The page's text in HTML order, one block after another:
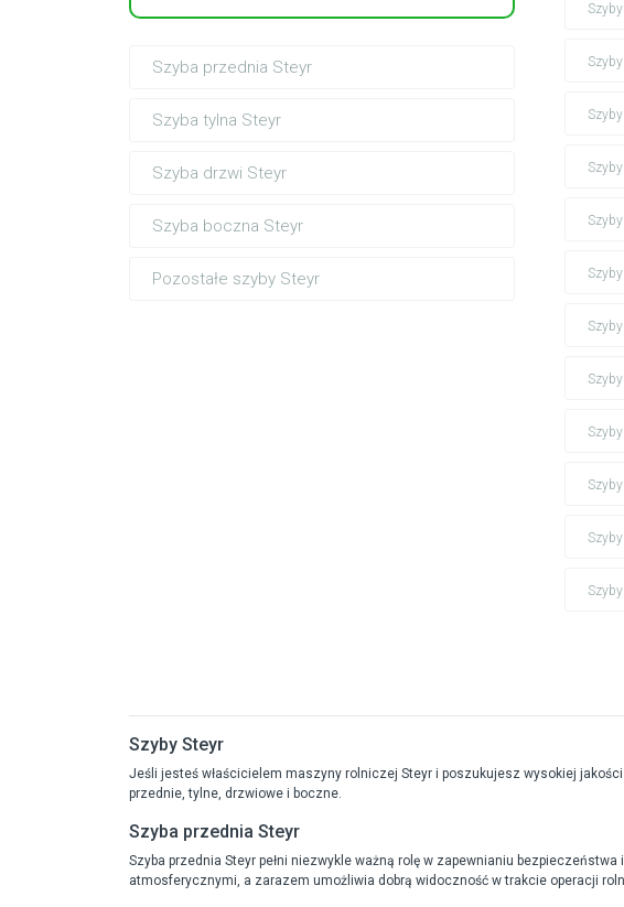
Szyba przednia Steyr
Szyba tylna Steyr
Szyba drzwi Steyr
Szyba boczna Steyr
Pozostałe szyby Steyr
Szyby Steyr
Jeśli jesteś właścicielem maszyny rolniczej Steyr i poszukujesz wysokiej
przednie, tylne, drzwiowe i boczne.
Szyba przednia Steyr
Szyba przednia Steyr pełni niezwykle ważną rolę w zapewnianiu
atmosferycznymi, a zarazem umożliwia dobrą widoczność w trakcie operacji